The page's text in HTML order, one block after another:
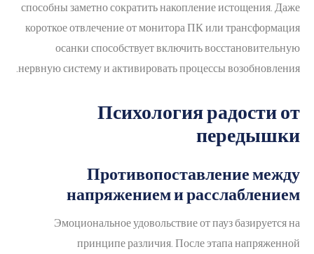
способны заметно сократить накопление истощения. Даже
короткое отвлечение от монитора ПК или трансформация
осанки способствует включить восстановительную
нервную систему и активировать процессы возобновления.
Психология радости от
передышки
Противопоставление между
напряжением и расслаблением
Эмоциональное удовольствие от пауз базируется на
принципе различия. После этапа напряженной